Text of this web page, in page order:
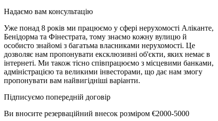
Надаємо вам консультацію
Уже понад 8 років ми працюємо у сфері нерухомості Аліканте,
Бенідорма та Фінестрата, тому знаємо кожну вулицю й
особисто знайомі з багатьма власниками нерухомості. Це
дозволяє нам пропонувати ексклюзивні об'єкти, яких немає в
інтернеті. Ми також тісно співпрацюємо з місцевими банками,
адміністрацією та великими інвесторами, що дає нам змогу
пропонувати вам найвигідніші варіанти.
Підписуємо попередній договір
Ви вносите резерваційний внесок розміром €2000-5000